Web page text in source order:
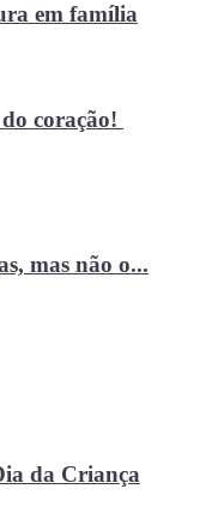
em família
coração!
mas não o...
da Criança